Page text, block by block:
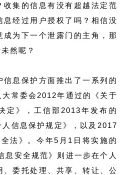
收集的信息有没有超越法定范
息经过用户授权了吗？相信没
为下一个泄露门的主角，那
然呢？
息保护方面推出了一系列的
常委会2012年通过的《关于
定》，工信部2013年发布的
人信息保护规定》，以及2017
法》。今年5月1日将实施的
息安全规范》则进一步在个人
委托处理、共享、转让、公